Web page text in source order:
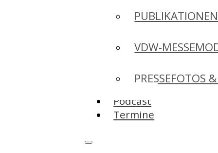
PUBLIKATIONEN
VDW-
PRESSEFOTOS
Podcast
Termine